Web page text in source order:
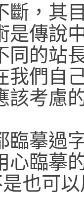
斷，其
是傳說
同的站
我們自
該考慮
臨摹過
心臨摹
也可